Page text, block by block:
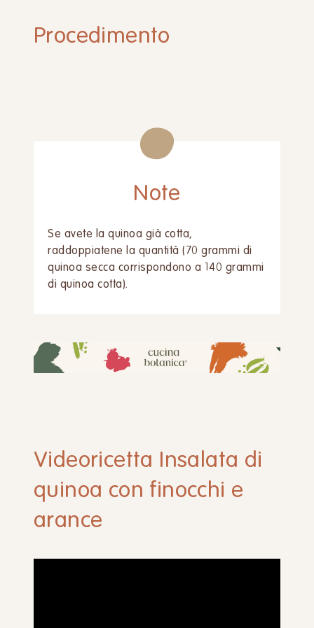
Procedimento
Note
Se avete la quinoa già cotta,
raddoppiatene la quantità (70 grammi di
quinoa secca corrispondono a 140 grammi
di quinoa cotta).
Videoricetta Insalata di
quinoa con finocchi e
arance